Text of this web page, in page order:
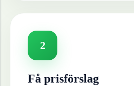
2
Få prisförslag